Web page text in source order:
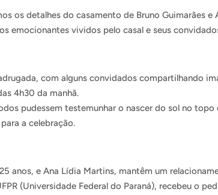
os detalhes do casamento de Bruno Guimarães e
emocionantes vividos pelo casal e seus
com alguns convidados compartilhando
4h30 da manhã.
pudessem testemunhar o nascer do sol no
a celebração.
anos, e Ana Lídia Martins, mantêm um
(Universidade Federal do Paraná), recebeu o